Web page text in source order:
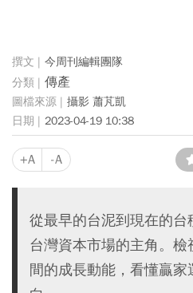
今周刊編輯團隊
傳產
攝影 蕭芃凱
2023-04-19 10:38
+A -A
從最早的台泥到現在的
台灣資本市場的主角。
間的成長動能，看懂贏